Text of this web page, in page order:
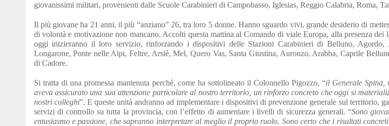
giovanissimi militari, provenienti dalle Scuole Carabinieri di Campobasso, Iglesias, Reggio Calabria, Roma,
Il più giovane ha 21 anni, il più “anziano” 26, tra loro 5 donne. Hanno sguardo vivi, grande desiderio di
di volontà e motivazione non mancano. Accolti questa mattina al Comando di viale Europa, alla presenza dei
oggi inizieranno il loro servizio, rinforzando i dispositivi delle Stazioni Carabinieri di Belluno, Agordo,
Longarone, Ponte nelle Alpi, Feltre, Arsiè, Mel, Quero Vas, Santa Giustina, Auronzo, Arabba, Caprile
di Cadore.
Si tratta di una promessa mantenuta perché, come ha sottolineato il Colonnello Pigozzo, “il Generale Spina,
aveva assicurato una sua attenzione particolare al nostro territorio, un rinforzo concreto che oggi si
nostri colleghi”. E queste unità andranno ad implementare i dispositivi di prevenzione generale sul territorio,
servizi di controllo su tutta la provincia, con l’effetto di aumentare i livelli di sicurezza generali. “Sono
entusiasmo e passione, che sapranno interpretare al meglio il proprio ruolo. Sono certo che i risultati